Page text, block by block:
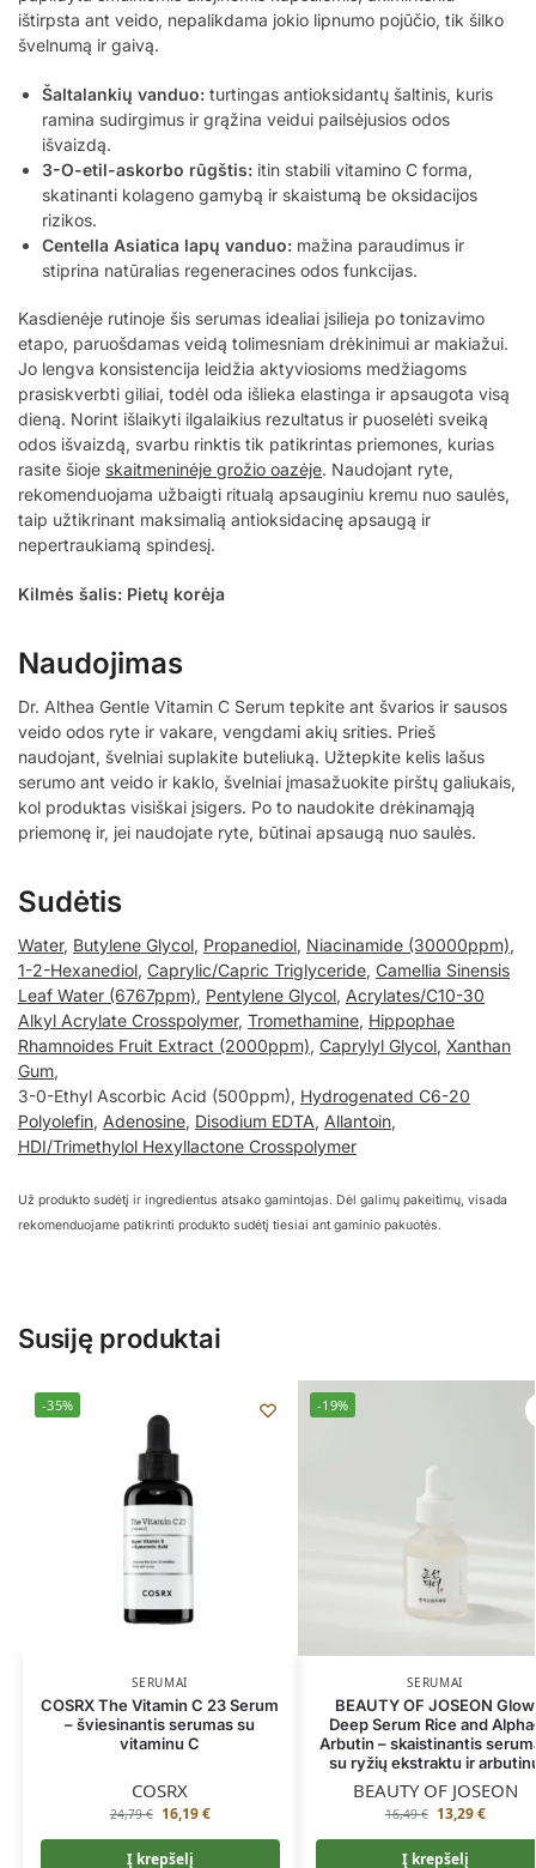
ištirpsta ant veido, nepalikdama jokio lipnumo pojūčio, tik šilko
švelnumą ir gaivą.
Šaltalankių vanduo: turtingas antioksidantų šaltinis, kuris
ramina sudirgimus ir grąžina veidui pailsėjusios odos
išvaizdą.
3-O-etil-askorbo rūgštis: itin stabili vitamino C forma,
skatinanti kolageno gamybą ir skaistumą be oksidacijos
rizikos.
Centella Asiatica lapų vanduo: mažina paraudimus ir
stiprina natūralias regeneracines odos funkcijas.
Kasdienėje rutinoje šis serumas idealiai įsilieja po tonizavimo
etapo, paruošdamas veidą tolimesniam drėkinimui ar makiažui.
Jo lengva konsistencija leidžia aktyviosioms medžiagoms
prasiskverbti giliai, todėl oda išlieka elastinga ir apsaugota visą
dieną. Norint išlaikyti ilgalaikius rezultatus ir puoselėti sveiką
odos išvaizdą, svarbu rinktis tik patikrintas priemones, kurias
rasite šioje skaitmeninėje grožio oazėje. Naudojant ryte,
rekomenduojama užbaigti ritualą apsauginiu kremu nuo saulės,
taip užtikrinant maksimalią antioksidacinę apsaugą ir
nepertraukiamą spindesį.
Kilmės šalis: Pietų korėja
Naudojimas
Dr. Althea Gentle Vitamin C Serum tepkite ant švarios ir sausos
veido odos ryte ir vakare, vengdami akių srities. Prieš
naudojant, švelniai suplakite buteliuką. Užtepkite kelis lašus
serumo ant veido ir kaklo, švelniai įmasažuokite pirštų galiukais,
kol produktas visiškai įsigers. Po to naudokite drėkinamąją
priemonę ir, jei naudojate ryte, būtinai apsaugą nuo saulės.
Sudėtis
Water, Butylene Glycol, Propanediol, Niacinamide (30000ppm),
1-2-Hexanediol, Caprylic/Capric Triglyceride, Camellia Sinensis
Leaf Water (6767ppm), Pentylene Glycol, Acrylates/C10-30
Alkyl Acrylate Crosspolymer, Tromethamine, Hippophae
Rhamnoides Fruit Extract (2000ppm), Caprylyl Glycol, Xanthan
Gum,
3-0-Ethyl Ascorbic Acid (500ppm), Hydrogenated C6-20
Polyolefin, Adenosine, Disodium EDTA, Allantoin,
HDI/Trimethylol Hexyllactone Crosspolymer
Už produkto sudėtį ir ingredientus atsako gamintojas. Dėl galimų pakeitimų, visada
rekomenduojame patikrinti produkto sudėtį tiesiai ant gaminio pakuotės.
Susiję produktai
-35%
SERUMAI
COSRX The Vitamin C 23 Serum
– šviesinantis serumas su
vitaminu C
COSRX
24,79€ 16,19€
Į krepšelį
-19%
SERUMAI
BEAUTY OF JOSEON Glow
Deep Serum Rice and
Arbutin – skaistinantis
su ryžių ekstraktu ir
BEAUTY OF JOSEON
16,49€ 13,29€
Į krepšelį